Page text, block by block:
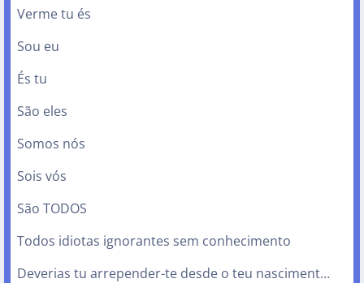
Verme tu és
Sou eu
És tu
São eles
Somos nós
Sois vós
São TODOS
Todos idiotas ignorantes sem conhecimento
Deverias tu arrepender-te desde o teu nasciment…